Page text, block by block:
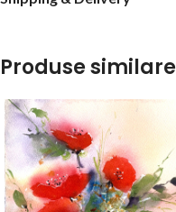
Produse similare